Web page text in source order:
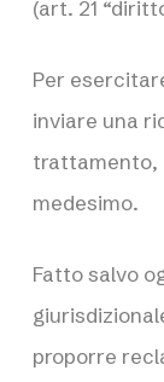
(art. 21
Per
inviare una
trattamento,
medesimo.
Fatto salvo
proporre